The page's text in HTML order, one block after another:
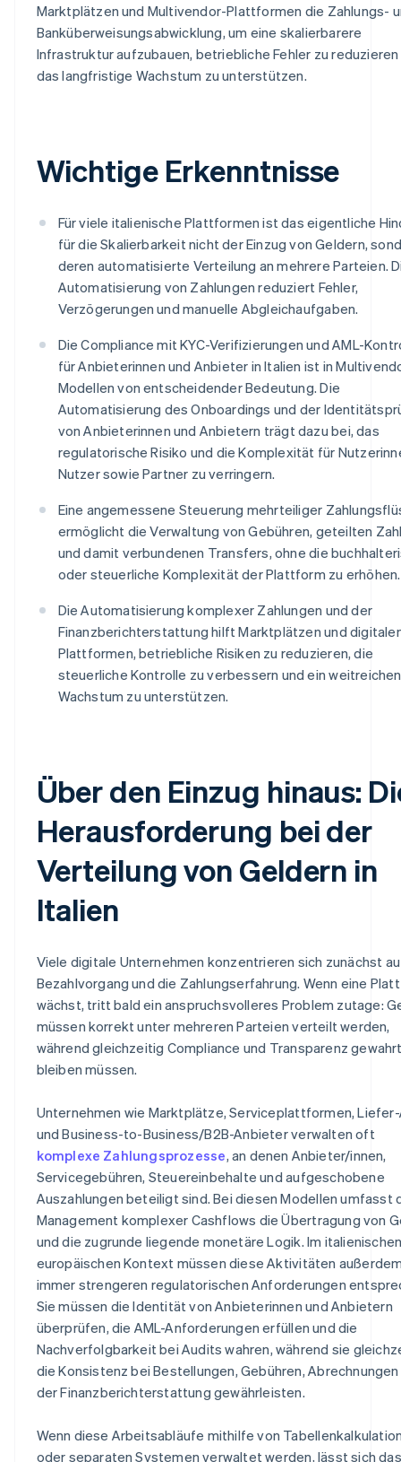
Marktplätzen und Multivendor-Plattformen die Zahlungs-
Banküberweisungsabwicklung, um eine skalierbarere
Infrastruktur aufzubauen, betriebliche Fehler zu reduzieren
das langfristige Wachstum zu unterstützen.
Wichtige Erkenntnisse
Für viele italienische Plattformen ist das eigentliche
für die Skalierbarkeit nicht der Einzug von Geldern,
deren automatisierte Verteilung an mehrere Parteien.
Automatisierung von Zahlungen reduziert Fehler,
Verzögerungen und manuelle Abgleichaufgaben.
Die Compliance mit KYC-Verifizierungen und AML-
für Anbieterinnen und Anbieter in Italien ist in
Modellen von entscheidender Bedeutung. Die
Automatisierung des Onboardings und der
von Anbieterinnen und Anbietern trägt dazu bei, das
regulatorische Risiko und die Komplexität für
Nutzer sowie Partner zu verringern.
Eine angemessene Steuerung mehrteiliger
ermöglicht die Verwaltung von Gebühren, geteilten
und damit verbundenen Transfers, ohne die
oder steuerliche Komplexität der Plattform zu erhöhen.
Die Automatisierung komplexer Zahlungen und der
Finanzberichterstattung hilft Marktplätzen und
Plattformen, betriebliche Risiken zu reduzieren, die
steuerliche Kontrolle zu verbessern und ein
Wachstum zu unterstützen.
Über den Einzug hinaus:
Herausforderung bei der
Verteilung von Geldern in
Italien
Viele digitale Unternehmen konzentrieren sich zunächst
Bezahlvorgang und die Zahlungserfahrung. Wenn eine
wächst, tritt bald ein anspruchsvolleres Problem zutage:
müssen korrekt unter mehreren Parteien verteilt werden,
während gleichzeitig Compliance und Transparenz
bleiben müssen.
Unternehmen wie Marktplätze, Serviceplattformen,
und Business-to-Business/B2B-Anbieter verwalten oft
komplexe Zahlungsprozesse, an denen Anbieter/innen,
Servicegebühren, Steuereinbehalte und aufgeschobene
Auszahlungen beteiligt sind. Bei diesen Modellen umfasst
Management komplexer Cashflows die Übertragung von
und die zugrunde liegende monetäre Logik. Im
europäischen Kontext müssen diese Aktivitäten
immer strengeren regulatorischen Anforderungen
Sie müssen die Identität von Anbieterinnen und Anbietern
überprüfen, die AML-Anforderungen erfüllen und die
Nachverfolgbarkeit bei Audits wahren, während sie
die Konsistenz bei Bestellungen, Gebühren,
der Finanzberichterstattung gewährleisten.
Wenn diese Arbeitsabläufe mithilfe von
oder separaten Systemen verwaltet werden, lässt sich das